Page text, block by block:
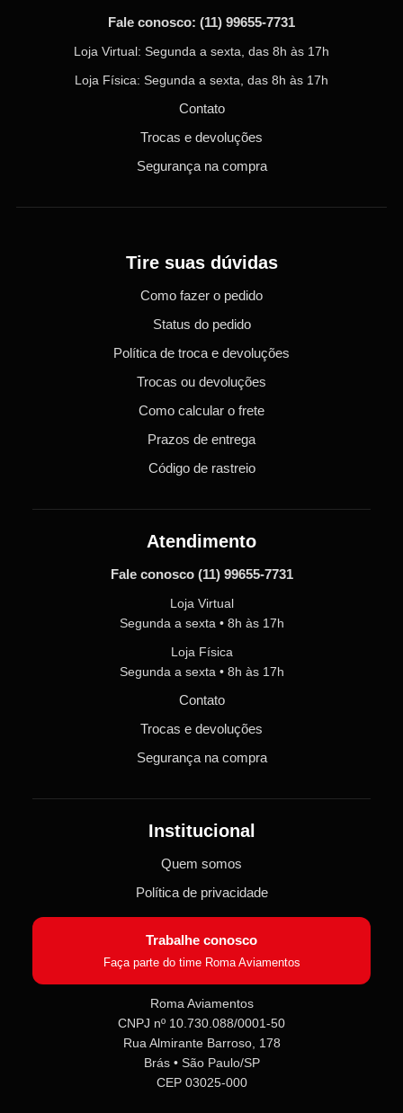
Fale conosco: (11) 99655-7731
Loja Virtual: Segunda a sexta, das 8h às 17h
Loja Física: Segunda a sexta, das 8h às 17h
Contato
Trocas e devoluções
Segurança na compra
Tire suas dúvidas
Como fazer o pedido
Status do pedido
Política de troca e devoluções
Trocas ou devoluções
Como calcular o frete
Prazos de entrega
Código de rastreio
Atendimento
Fale conosco (11) 99655-7731
Loja Virtual
Segunda a sexta • 8h às 17h
Loja Física
Segunda a sexta • 8h às 17h
Contato
Trocas e devoluções
Segurança na compra
Institucional
Quem somos
Política de privacidade
Trabalhe conosco
Faça parte do time Roma Aviamentos
Roma Aviamentos
CNPJ nº 10.730.088/0001-50
Rua Almirante Barroso, 178
Brás • São Paulo/SP
CEP 03025-000